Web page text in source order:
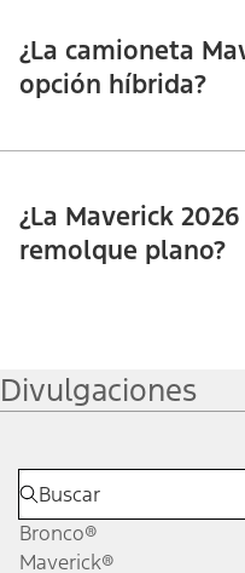
¿La camioneta
opción híbrida?
¿La Maverick
remolque plano?
Divulgaciones
Bronco®
Maverick®